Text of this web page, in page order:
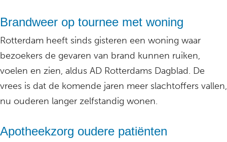
Brandweer op tournee met woning
Rotterdam heeft sinds gisteren een woning waar
bezoekers de gevaren van brand kunnen ruiken,
voelen en zien, aldus AD Rotterdams Dagblad. De
vrees is dat de komende jaren meer slachtoffers vallen,
nu ouderen langer zelfstandig wonen.
Apotheekzorg oudere patiënten